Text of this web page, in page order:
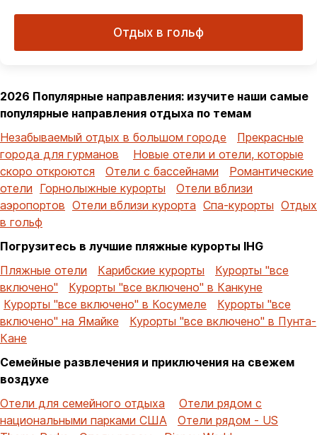
Отдых в гольф
2026 Популярные направления: изучите наши самые
популярные направления отдыха по темам
Незабываемый отдых в большом городе
Прекрасные
города для гурманов
Новые отели и отели, которые
скоро откроются
Отели с бассейнами
Романтические
отели Горнолыжные курорты
Отели вблизи
аэропортов Отели вблизи курорта Спа-курорты Отдых
в гольф
Погрузитесь в лучшие пляжные курорты IHG
Пляжные отели
Карибские курорты
Курорты "все
включено"
Курорты "все включено" в Канкуне
Курорты "все включено" в Косумеле
Курорты "все
включено" на Ямайке
Курорты "все включено" в Пунта-
Кане
Семейные развлечения и приключения на свежем
воздухе
Отели для семейного отдыха
Отели рядом с
национальными парками США
Отели рядом - US